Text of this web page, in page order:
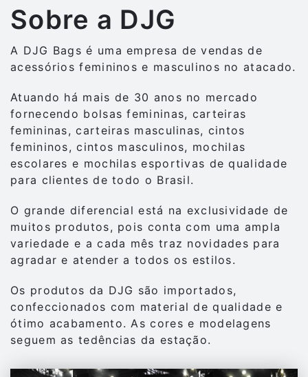
Sobre a DJG
A DJG Bags é uma empresa de vendas de
acessórios femininos e masculinos no atacado.
Atuando há mais de 30 anos no mercado
fornecendo bolsas femininas, carteiras
femininas, carteiras masculinas, cintos
femininos, cintos masculinos, mochilas
escolares e mochilas esportivas de qualidade
para clientes de todo o Brasil.
O grande diferencial está na exclusividade de
muitos produtos, pois conta com uma ampla
variedade e a cada mês traz novidades para
agradar e atender a todos os estilos.
Os produtos da DJG são importados,
confeccionados com material de qualidade e
ótimo acabamento. As cores e modelagens
seguem as tedências da estação.